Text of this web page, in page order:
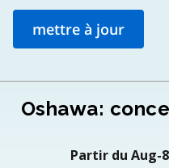
Oshawa:
Partir du Aug-